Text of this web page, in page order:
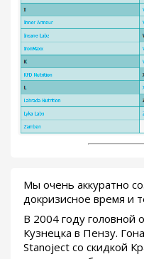
Мы очень аккуратно
докризисное время и
В 2004 году головной
Кузнецка в Пензу.
Stanoject со скидкой